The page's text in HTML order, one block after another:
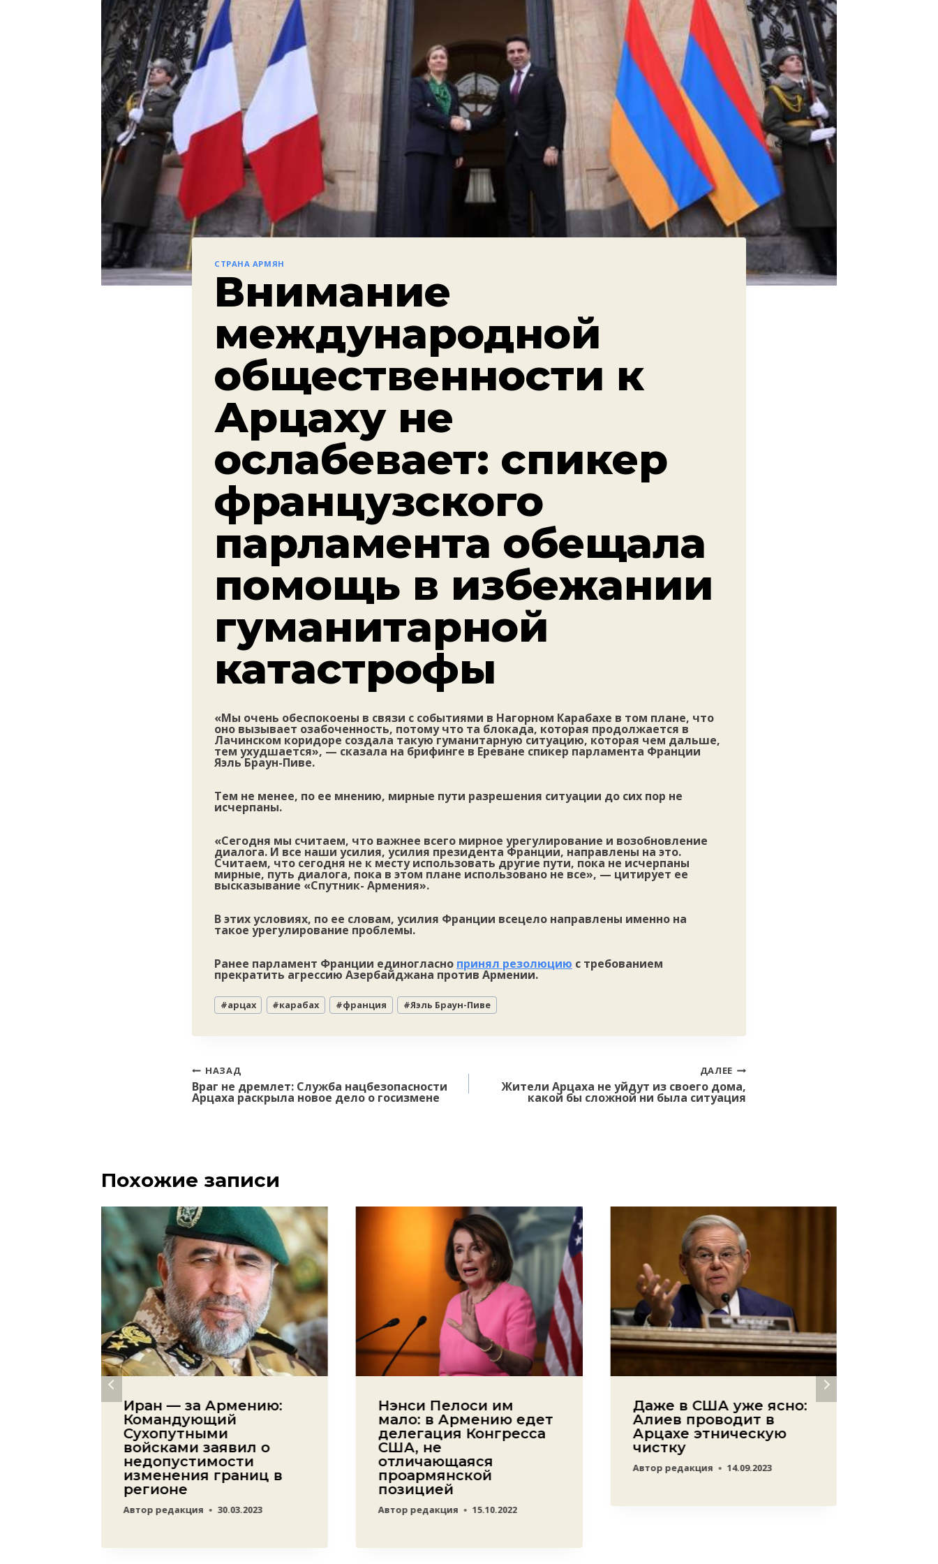
СТРАНА АРМЯН
Внимание
международной
общественности к
Арцаху не
ослабевает: спикер
французского
парламента обещала
помощь в избежании
гуманитарной
катастрофы
«Мы очень обеспокоены в связи с событиями в Нагорном Карабахе в том плане, что
оно вызывает озабоченность, потому что та блокада, которая продолжается в
Лачинском коридоре создала такую гуманитарную ситуацию, которая чем дальше,
тем ухудшается», — сказала на брифинге в Ереване спикер парламента Франции
Яэль Браун-Пиве.
Тем не менее, по ее мнению, мирные пути разрешения ситуации до сих пор не
исчерпаны.
«Сегодня мы считаем, что важнее всего мирное урегулирование и возобновление
диалога. И все наши усилия, усилия президента Франции, направлены на это.
Считаем, что сегодня не к месту использовать другие пути, пока не исчерпаны
мирные, путь диалога, пока в этом плане использовано не все», — цитирует ее
высказывание «Спутник- Армения».
В этих условиях, по ее словам, усилия Франции всецело направлены именно на
такое урегулирование проблемы.
Ранее парламент Франции единогласно принял резолюцию с требованием
прекратить агрессию Азербайджана против Армении.
Метки
записи:
#арцах #карабах #франция #Яэль Браун-Пиве
Навигация
по
записям
НАЗАД
Враг не дремлет: Служба нацбезопасности
Арцаха раскрыла новое дело о госизмене
ДАЛЕЕ
Жители Арцаха не уйдут из своего дома,
какой бы сложной ни была ситуация
Похожие записи
Иран — за Армению:
Командующий
Сухопутными
войсками заявил о
недопустимости
изменения границ в
регионе
Автор редакция 30.03.2023
Нэнси Пелоси им
мало: в Армению едет
делегация Конгресса
США, не
отличающаяся
проармянской
позицией
Автор редакция 15.10.2022
Даже в США уже ясно:
Алиев проводит в
Арцахе этническую
чистку
Автор редакция 14.09.2023